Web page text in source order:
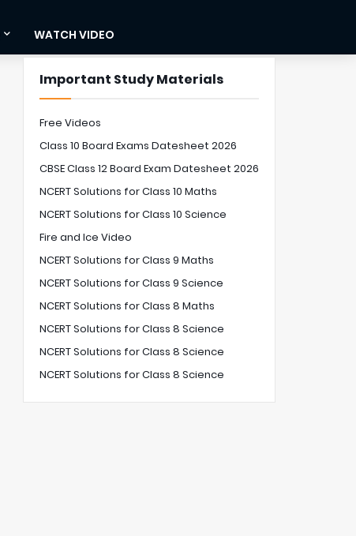
WATCH VIDEO
Important Study Materials
Free Videos
Class 10 Board Exams Datesheet 2026
CBSE Class 12 Board Exam Datesheet 2026
NCERT Solutions for Class 10 Maths
NCERT Solutions for Class 10 Science
Fire and Ice Video
NCERT Solutions for Class 9 Maths
NCERT Solutions for Class 9 Science
NCERT Solutions for Class 8 Maths
NCERT Solutions for Class 8 Science
NCERT Solutions for Class 8 Science
NCERT Solutions for Class 8 Science